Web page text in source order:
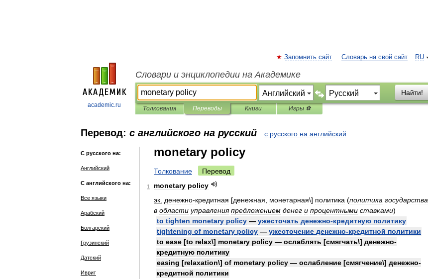
academic.ru
RU
Запомнить сайт Словарь на свой сайт
Словари и энциклопедии на Академике
Найти!
Толкования Переводы Книги Игры ⚽
Перевод: с английского на русский с русского на английский
С русского на:
Английский
С английского на:
Все языки
Арабский
Болгарский
Грузинский
Датский
Иврит
monetary policy
Толкование Перевод
1 monetary policy
эк денежно-кредитная [денежная монетарная\] политика (политика государства
в области управления предложением денег и процентными ставками)
to tighten monetary policy — ужесточать денежно-кредитную политику
tightening of monetary policy — ужесточение денежно-кредитной политики
to ease [to relax\] monetary policy — ослаблять [смягчать\] денежно-
кредитную политику
easing [relaxation\] of monetary policy — ослабление [смягчение\] денежно-
кредитной политики